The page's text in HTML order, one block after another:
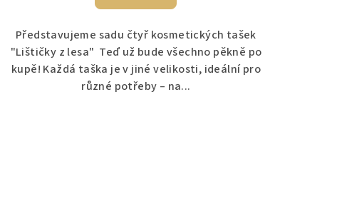
Představujeme sadu čtyř kosmetických tašek
"Lištičky z lesa" Teď už bude všechno pěkně po
kupě! Každá taška je v jiné velikosti, ideální pro
různé potřeby – na...